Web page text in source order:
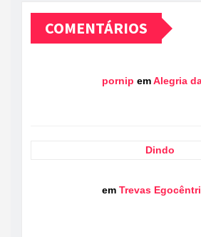
COMENTÁRIOS
pornip emAlegria
Dindo
em Trevas